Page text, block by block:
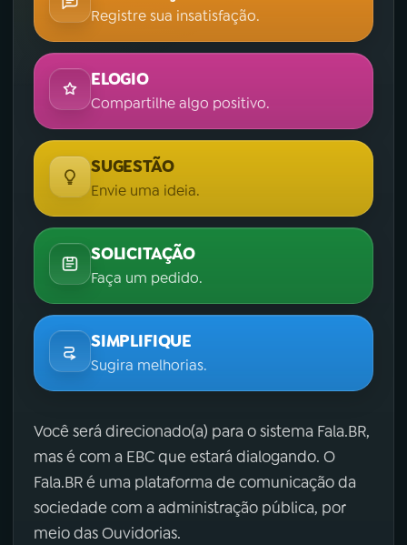
Registre sua insatisfação.
ELOGIO
Compartilhe algo positivo.
SUGESTÃO
Envie uma ideia.
SOLICITAÇÃO
Faça um pedido.
SIMPLIFIQUE
Sugira melhorias.
Você será direcionado(a) para o sistema Fala.BR,
mas é com a EBC que estará dialogando. O
Fala.BR é uma plataforma de comunicação da
sociedade com a administração pública, por
meio das Ouvidorias.